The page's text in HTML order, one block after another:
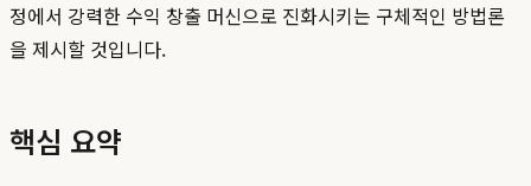
정에서 강력한 수익 창출 머신으로 진화시키는 구체적인 방법론
을 제시할 것입니다.
핵심 요약